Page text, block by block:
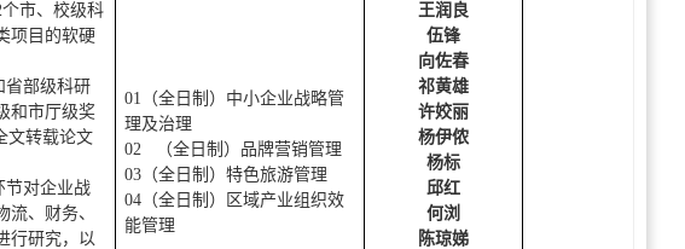
市、校级科
项目的软硬
省部级科研
和市厅级奖
文转载论文
节对企业战
、财务、
行研究，以
01 （全日制）中小企业战略管
理及治理
02
（全日制）品牌营销管理
03（全日制）特色旅游管理
04（全日制）区域产业组织效
能管理
王润良
伍锋
向佐春
祁黄雄
许姣丽
杨伊侬
杨标
邱红
何浏
陈琼娣